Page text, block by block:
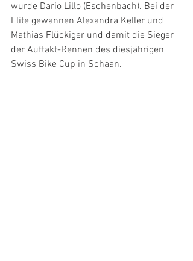
wurde Dario Lillo (Eschenbach). Bei der
Elite gewannen Alexandra Keller und
Mathias Flückiger und damit die Sieger
der Auftakt-Rennen des diesjährigen
Swiss Bike Cup in Schaan.